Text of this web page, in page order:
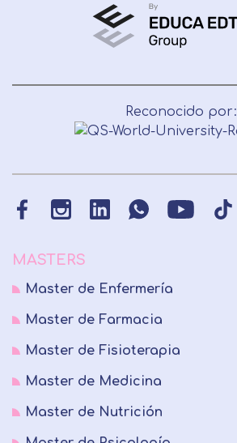
Reconocido por:
MASTERS
Master de Enfermería
Master de Farmacia
Master de Fisioterapia
Master de Medicina
Master de Nutrición